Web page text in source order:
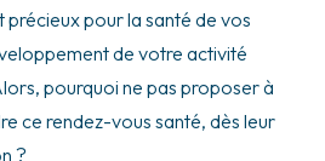
précieux pour la santé de vos
de votre activité
pourquoi ne pas proposer à
ce rendez-vous santé, dès leur
?